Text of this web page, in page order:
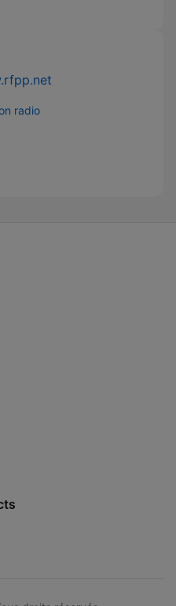
radio